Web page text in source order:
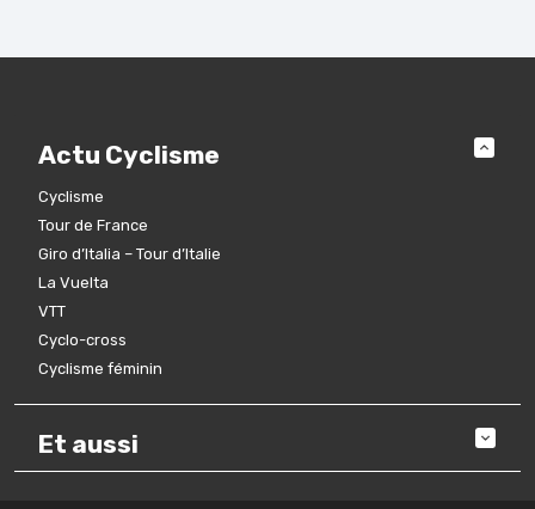
Actu Cyclisme
Cyclisme
Tour de France
Giro d’Italia – Tour d’Italie
La Vuelta
VTT
Cyclo-cross
Cyclisme féminin
Et aussi